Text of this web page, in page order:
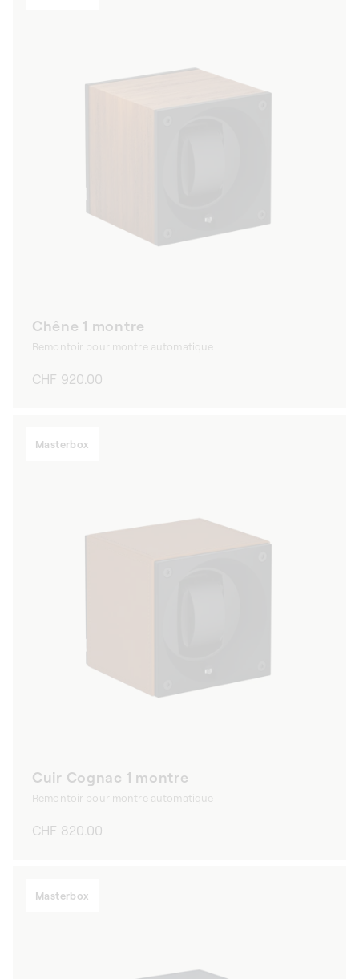
Chêne 1 montre
Remontoir pour montre automatique
Prix
CHF 920.00
Masterbox
Cuir Cognac 1 montre
Remontoir pour montre automatique
Prix
CHF 820.00
Masterbox